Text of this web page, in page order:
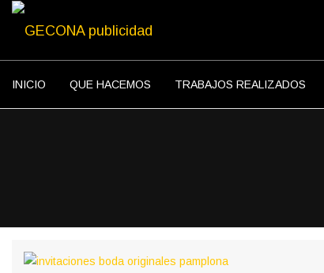
INICIO QUE HACEMOS TRABAJOS REALIZADOS